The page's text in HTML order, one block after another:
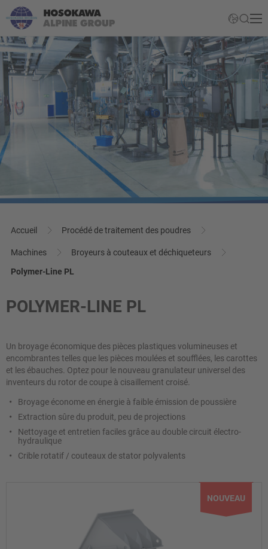
Accueil Procédé de traitement des poudres
Machines
Broyeurs à couteaux et déchiqueteurs
Polymer-Line PL
POLYMER-LINE PL
Un broyage économique des pièces plastiques volumineuses et
encombrantes telles que les pièces moulées et soufflées, les carottes
et les ébauches. Optez pour le nouveau granulateur universel des
inventeurs du rotor de coupe à cisaillement croisé.
Broyage économe en énergie à faible émission de poussière
Extraction sûre du produit, peu de projections
Nettoyage et entretien faciles grâce au double circuit électro-
hydraulique
Crible rotatif / couteaux de stator polyvalents